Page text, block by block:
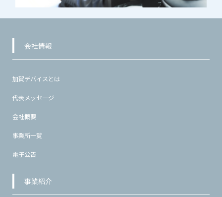
会社情報
加賀デバイスとは
代表メッセージ
会社概要
事業所一覧
電子公告
事業紹介